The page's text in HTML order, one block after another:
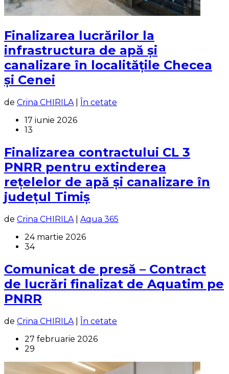
Finalizarea lucrărilor la
infrastructura de apă și
canalizare în localitățile Checea
și Cenei
de Crina CHIRILA| În cetate
17 iunie 2026
13
Finalizarea contractului CL 3
PNRR pentru extinderea
rețelelor de apă și canalizare în
județul Timiș
de Crina CHIRILA
Aqua 365
24 martie 2026
34
Comunicat de presă – Contract
de lucrări finalizat de Aquatim pe
PNRR
de Crina CHIRILA
În cetate
27 februarie 2026
29